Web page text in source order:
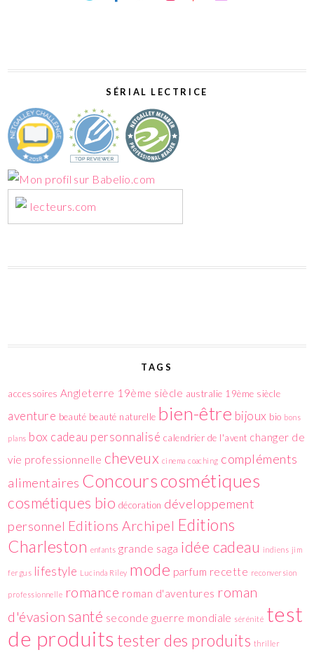
SÉRIAL LECTRICE
lecteurs.com
TAGS
accessoires Angleterre 19ème siècle australie 19ème siècle
aventure beauté beauté naturelle bien-être bijoux bio bons
plans box cadeau personnalisé calendrier de l'avent changer de
vie professionnelle cheveux cinema coaching compléments
alimentaires Concourscosmétiques
cosmétiques bio décoration développement
personnel Editions Archipel Editions
Charleston enfants grande saga idée cadeau indiens jim
fergus lifestyle Lucinda Riley mode parfum recette reconversion
professionnelle romance roman d'aventures roman
d'évasion santé seconde guerre mondiale sérénité test
de produits tester des produits thriller